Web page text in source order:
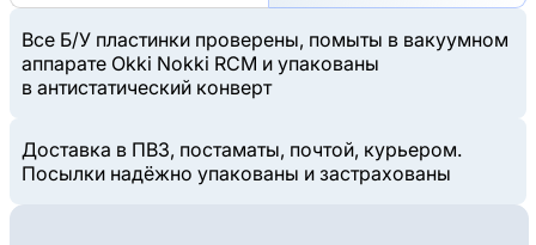
Все Б/У пластинки проверены, помыты в вакуумном
аппарате Okki Nokki RCM и упакованы
в антистатический конверт
Доставка в ПВЗ, постаматы, почтой, курьером.
Посылки надёжно упакованы и застрахованы